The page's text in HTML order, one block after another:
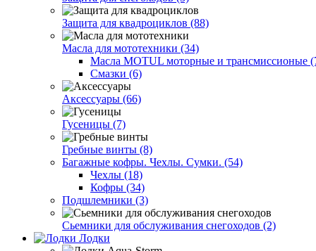
Защита для квадроциклов (88)
Масла для мототехники (34)
Масла MOTUL моторные и трансмиссионые
Смазки (6)
Аксессуары (66)
Гусеницы (7)
Гребные винты (8)
Багажные кофры. Чехлы. Сумки. (54)
Чехлы (18)
Кофры (34)
Подшлемники (3)
Сьемники для обслуживания снегоходов (2)
Лодки